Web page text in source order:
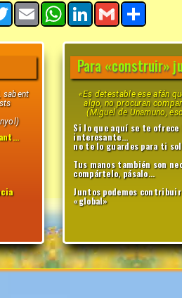
TwitterEmailWhatsApp
LinkedIn
GmailShare
sabent
Para «construir»
«Es detestable ese afán
algo, no procuran
(Miguel de Unamuno,
Si lo que aquí se te
interesante...
no te lo guardes para ti
Tus manos también son
compártelo, pásalo...
Juntos podemos
«global»